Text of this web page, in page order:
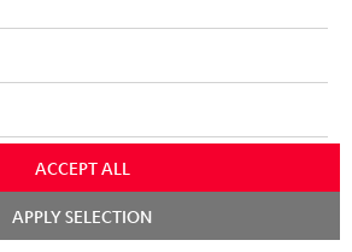
ACCEPT ALL
APPLY SELECTION